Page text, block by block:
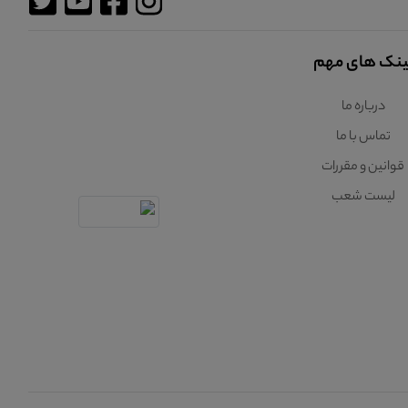
های مهم
درباره ما
تماس با ما
قوانین و مقررات
لیست شعب